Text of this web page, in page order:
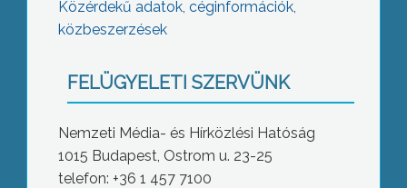
Közérdekű adatok, céginformációk,
közbeszerzések
FELÜGYELETI SZERVÜNK
Nemzeti Média- és Hírközlési Hatóság
1015 Budapest, Ostrom u. 23-25
telefon: +36 1 457 7100